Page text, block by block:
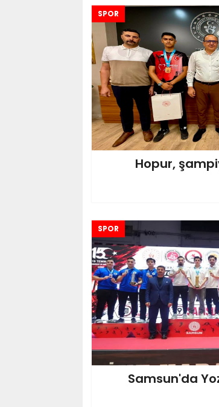
SPOR
Hopur,
SPOR
Samsun'da